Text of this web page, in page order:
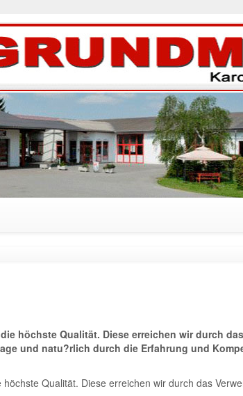
höchste Qualität. Diese erreichen wir durch
und natu?rlich durch die Erfahrung und
Qualität. Diese erreichen wir durch das